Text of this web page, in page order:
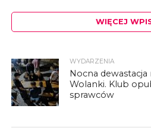
WIĘCEJ
WYDARZENIA
Nocna dewastacja
Wolanki. Klub
sprawców